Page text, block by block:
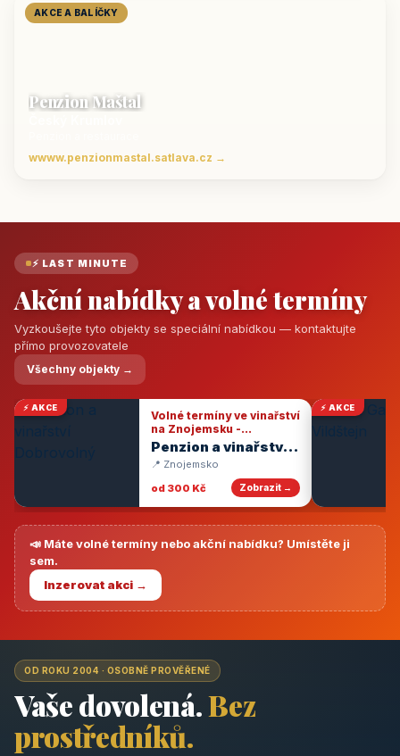
AKCE A BALÍČKY
Penzion Maštal
wwww.penzionmastal.satlava.cz →
⚡ LAST MINUTE
Akční nabídky a volné termíny
Vyzkoušejte tyto objekty se speciální nabídkou — kontaktujte
přímo provozovatele
Všechny objekty →
⚡ AKCE
Volné termíny ve vinařství
na Znojemsku -
degustace vín
Penzion a vinařství
Dobrovolný
📍 Znojemsko
od 300 Kč
Zobrazit →
⚡ AKCE
📣 Máte volné termíny nebo akční nabídku? Umístěte ji
sem.
Inzerovat akci →
OD ROKU 2004 · OSOBNĚ PROVĚŘENÉ
Vaše dovolená.Bez
prostředníků.